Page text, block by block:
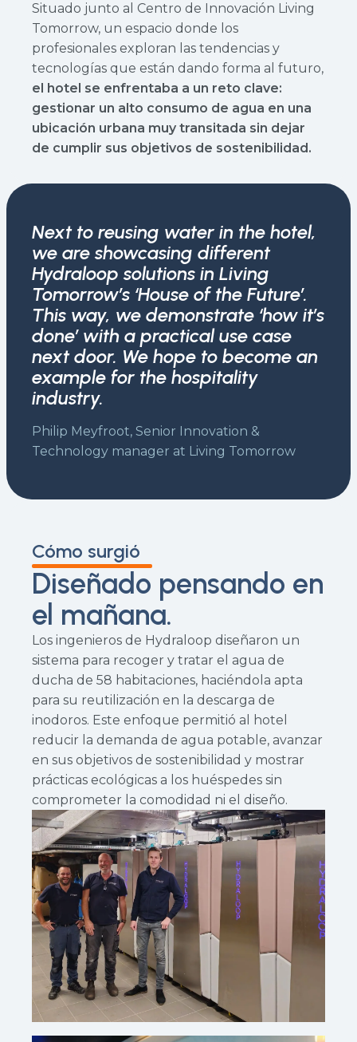
Situado junto al Centro de Innovación Living
Tomorrow, un espacio donde los
profesionales exploran las tendencias y
tecnologías que están dando forma al futuro,
el hotel se enfrentaba a un reto clave:
gestionar un alto consumo de agua en una
ubicación urbana muy transitada sin dejar
de cumplir sus objetivos de sostenibilidad.
Next to reusing water in the hotel,
we are showcasing different
Hydraloop solutions in Living
Tomorrow’s ‘House of the Future’.
This way, we demonstrate ‘how it’s
done’ with a practical use case
next door. We hope to become an
example for the hospitality
industry.
Philip Meyfroot, Senior Innovation &
Technology manager at Living Tomorrow
Cómo surgió
Diseñado pensando en
el mañana.
Los ingenieros de Hydraloop diseñaron un
sistema para recoger y tratar el agua de
ducha de 58 habitaciones, haciéndola apta
para su reutilización en la descarga de
inodoros. Este enfoque permitió al hotel
reducir la demanda de agua potable, avanzar
en sus objetivos de sostenibilidad y mostrar
prácticas ecológicas a los huéspedes sin
comprometer la comodidad ni el diseño.